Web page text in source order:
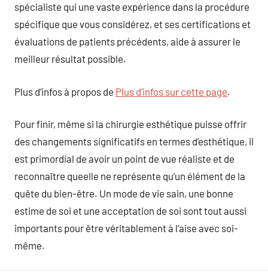
spécialiste qui une vaste expérience dans la procédure
spécifique que vous considérez, et ses certifications et
évaluations de patients précédents, aide à assurer le
meilleur résultat possible.
Plus d’infos à propos de Plus d’infos sur cette page.
Pour finir, même si la chirurgie esthétique puisse offrir
des changements significatifs en termes d’esthétique, il
est primordial de avoir un point de vue réaliste et de
reconnaître queelle ne représente qu’un élément de la
quête du bien-être. Un mode de vie sain, une bonne
estime de soi et une acceptation de soi sont tout aussi
importants pour être véritablement à l’aise avec soi-
même.